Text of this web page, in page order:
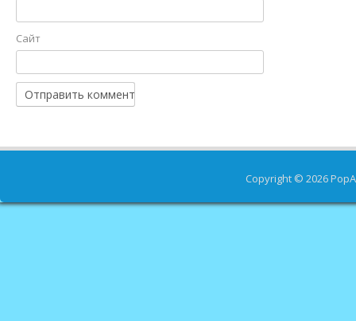
Сайт
Copyright © 2026